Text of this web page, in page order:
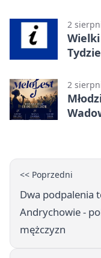
2
2
<< Poprzedni
Dwa podpalenia
Andrychowie -
mężczyzn